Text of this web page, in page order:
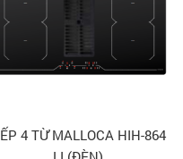
4 TỪ MALLOCA HIH-864